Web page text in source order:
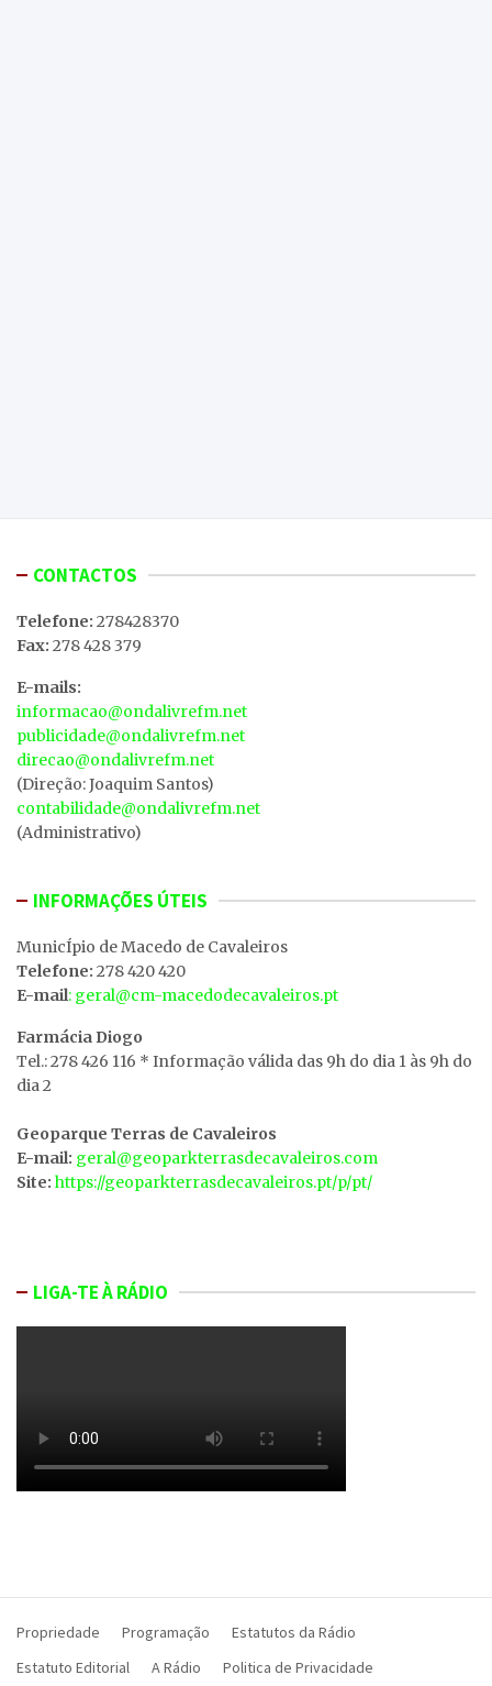
CONTACTOS
Telefone: 278428370
Fax: 278 428 379
E-mails:
informacao@ondalivrefm.net
publicidade@ondalivrefm.net
direcao@ondalivrefm.net
(Direção: Joaquim Santos)
contabilidade@ondalivrefm.net
(Administrativo)
INFORMAÇÕES ÚTEIS
MunicÍpio de Macedo de Cavaleiros
Telefone: 278 420 420
E-mail: geral@cm-macedodecavaleiros.pt
Farmácia Diogo
Tel.: 278 426 116 * Informação válida das 9h do dia 1 às 9h do
dia 2
Geoparque Terras de Cavaleiros
E-mail: geral@geoparkterrasdecavaleiros.com
Site: https://geoparkterrasdecavaleiros.pt/p/pt/
LIGA-TE À RÁDIO
Propriedade Programação
Estatutos da Rádio
Estatuto Editorial
A Rádio Politica de Privacidade